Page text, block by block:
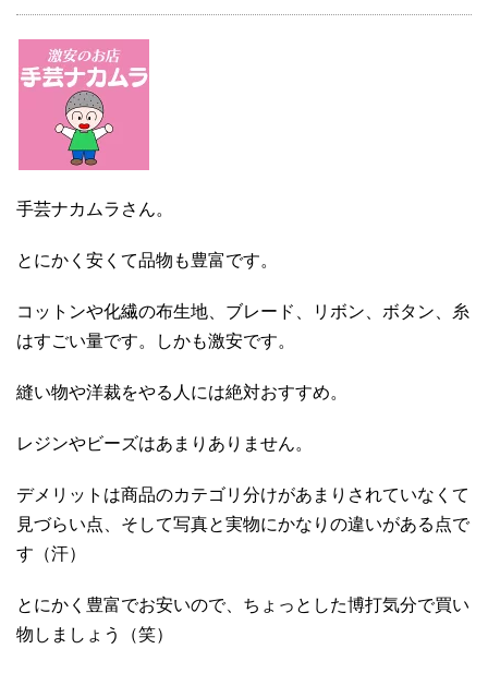
手芸ナカムラさん。
とにかく安くて品物も豊富です。
コットンや化繊の布生地、ブレード、リボン、ボタン、糸
はすごい量です。しかも激安です。
縫い物や洋裁をやる人には絶対おすすめ。
レジンやビーズはあまりありません。
デメリットは商品のカテゴリ分けがあまりされていなくて
見づらい点、そして写真と実物にかなりの違いがある点で
す（汗）
とにかく豊富でお安いので、ちょっとした博打気分で買い
物しましょう（笑）